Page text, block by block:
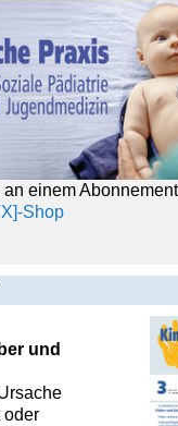
einem
Shop
und
oder